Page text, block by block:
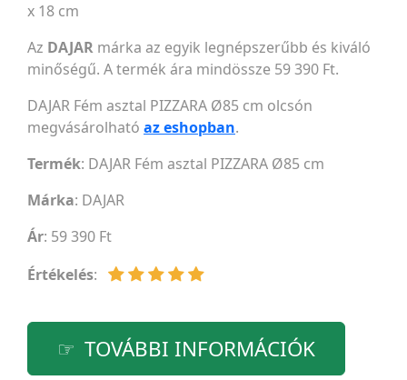
x 18 cm
Az DAJAR márka az egyik legnépszerűbb és kiváló
minőségű. A termék ára mindössze 59 390 Ft.
DAJAR Fém asztal PIZZARA Ø85 cm olcsón
megvásárolható az eshopban.
Termék: DAJAR Fém asztal PIZZARA Ø85 cm
Márka: DAJAR
Ár: 59 390 Ft
Értékelés:
TOVÁBBI INFORMÁCIÓK